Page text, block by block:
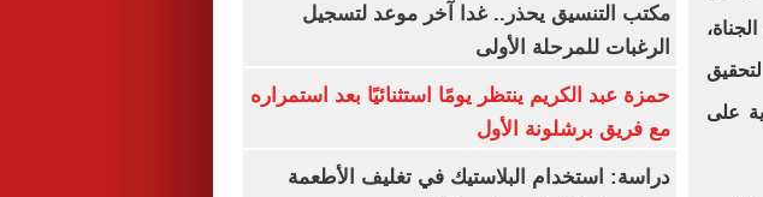
على
مكتب التنسيق يحذر.. غدا آخر موعد لتسجيل
الرغبات للمرحلة الأولى
حمزة عبد الكريم ينتظر يومًا استثنائيًا بعد استمراره
مع فريق برشلونة الأول
دراسة: استخدام البلاستيك في تغليف الأطعمة